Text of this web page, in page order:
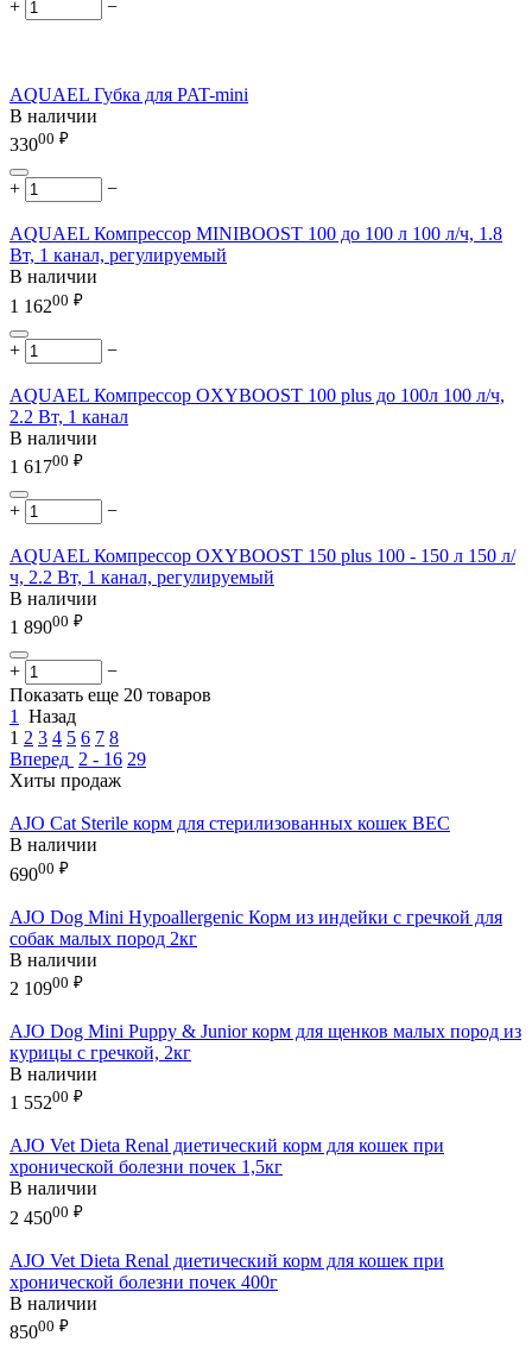
+ −
AQUAEL Губка для PAT-mini
В наличии
33000 ₽
+ −
AQUAEL Компрессор MINIBOOST 100 до 100 л 100 л/ч, 1.8
Вт, 1 канал, регулируемый
В наличии
1 16200 ₽
+ −
AQUAEL Компрессор OXYBOOST 100 plus до 100л 100 л/ч,
2.2 Вт, 1 канал
В наличии
1 61700 ₽
+ −
AQUAEL Компрессор OXYBOOST 150 plus 100 - 150 л 150 л/
ч, 2.2 Вт, 1 канал, регулируемый
В наличии
1 89000 ₽
+
−
Показать еще 20 товаров
1 Назад
1 2 3 4 5 6 7 8
Вперед 2 - 16 29
Хиты продаж
AJO Cat Sterile корм для стерилизованных кошек ВЕС
В наличии
69000 ₽
AJO Dog Mini Hypoallergenic Корм из индейки с гречкой для
собак малых пород 2кг
В наличии
2 10900 ₽
AJO Dog Mini Puppy & Junior корм для щенков малых пород из
курицы с гречкой, 2кг
В наличии
1 55200 ₽
AJO Vet Dieta Renal диетический корм для кошек при
хронической болезни почек 1,5кг
В наличии
2 45000 ₽
AJO Vet Dieta Renal диетический корм для кошек при
хронической болезни почек 400г
В наличии
85000 ₽